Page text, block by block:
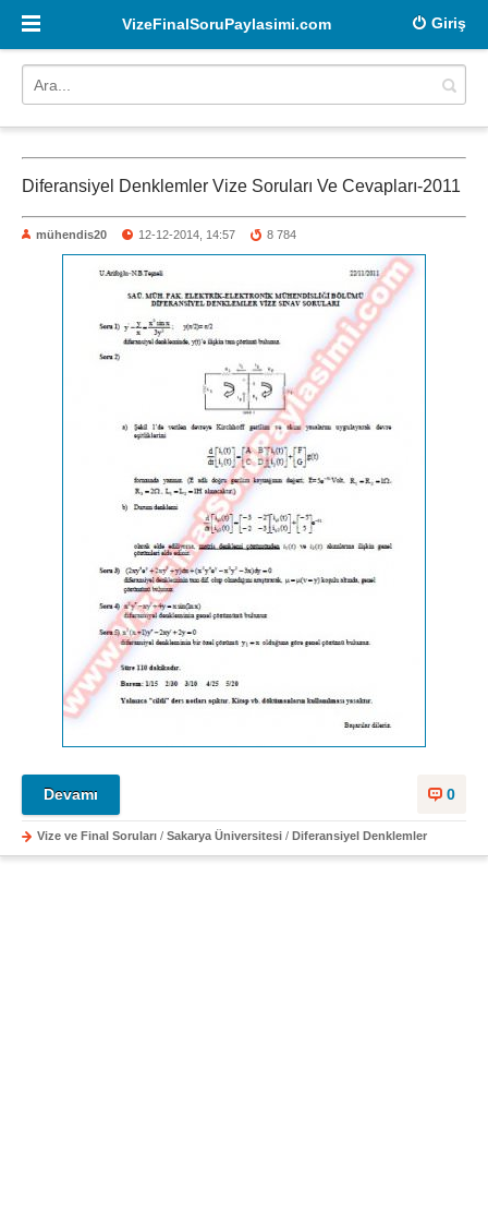
Giriş
VizeFinalSoruPaylasimi.com
Diferansiyel Denklemler Vize Soruları Ve Cevapları-2011
mühendis20 12-12-2014, 14:57 8 784
0
Devamı
Vize ve Final Soruları / Sakarya Üniversitesi / Diferansiyel Denklemler